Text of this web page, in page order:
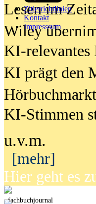
Zitierrichtlinien
Kontakt
Impresssum
Lesen im
Wiley
KI-relevantes
KI prägt den
KI-Stimmen
u.v.m.
[mehr]
Hier geht es
fachbuchjournal